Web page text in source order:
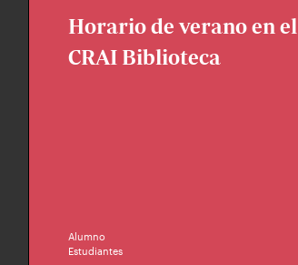
Horario de verano en el
CRAI Biblioteca
Alumno
Estudiantes